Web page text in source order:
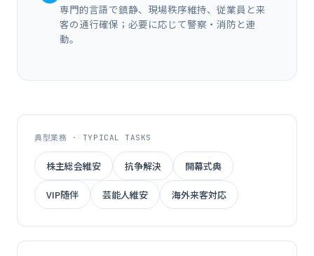
専門的言語で鎮静、現場秩序維持、従業員と来
客の通行確保；必要に応じて警察・消防と連
動。
典型業務 · TYPICAL TASKS
株主総会維安 抗争解決 開幕式典
VIP随伴 芸能人維安 海外来客対応